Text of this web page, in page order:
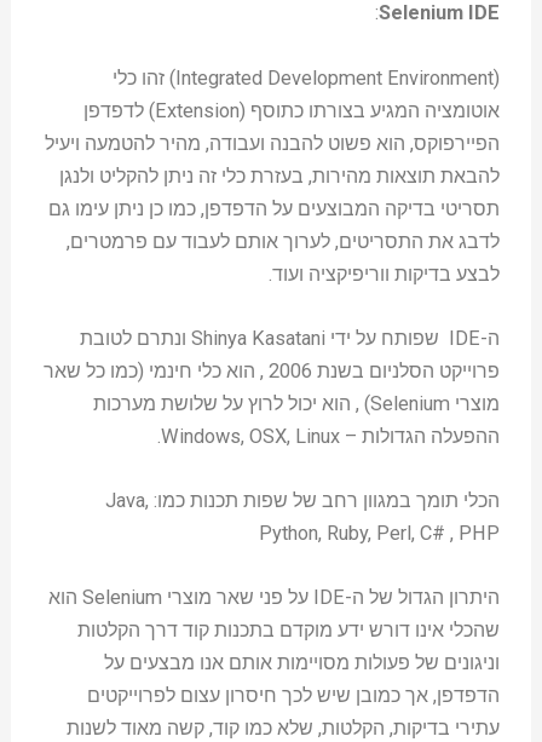
Selenium IDE
:
(Integrated Development Environment) זהו כלי
אוטומציה המגיע בצורתו כתוסף (Extension) לדפדפן
הפיירפוקס, הוא פשוט להבנה ועבודה, מהיר להטמעה ויעיל
להבאת תוצאות מהירות, בעזרת כלי זה ניתן להקליט ולנגן
תסריטי בדיקה המבוצעים על הדפדפן, כמו כן ניתן עימו גם
לדבג את התסריטים, לערוך אותם לעבוד עם פרמטרים,
לבצע בדיקות ווריפיקציה ועוד.
ה-IDE שפותח על ידי Shinya Kasatani ונתרם לטובת
פרוייקט הסלניום בשנת 2006 , הוא כלי חינמי (כמו כל שאר
מוצרי Selenium) , הוא יכול לרוץ על שלושת מערכות
ההפעלה הגדולות – Windows, OSX, Linux.
הכלי תומך במגוון רחב של שפות תכנות כמו: Java,
Python, Ruby, Perl, C# , PHP
היתרון הגדול של ה-IDE על פני שאר מוצרי Selenium הוא
שהכלי אינו דורש ידע מוקדם בתכנות קוד דרך הקלטות
וניגונים של פעולות מסויימות אותם אנו מבצעים על
הדפדפן, אך כמובן שיש לכך חיסרון עצום לפרוייקטים
עתירי בדיקות, הקלטות, שלא כמו קוד, קשה מאוד לשנות